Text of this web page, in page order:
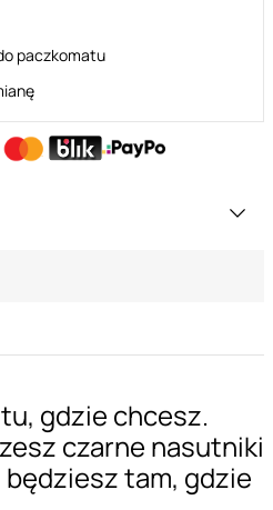
gdzie chcesz.
czarne nasutniki
tam, gdzie
paczkomatu